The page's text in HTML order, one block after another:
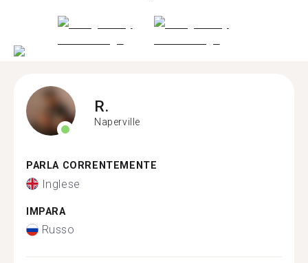
R.
Naperville
PARLA CORRENTEMENTE
Inglese
IMPARA
Russo